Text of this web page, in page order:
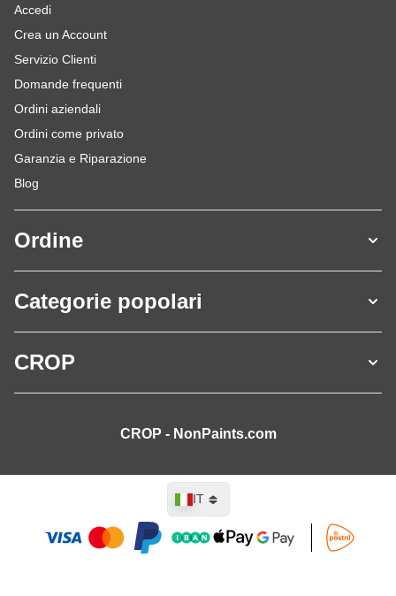
Accedi
Crea un Account
Servizio Clienti
Domande frequenti
Ordini aziendali
Ordini come privato
Garanzia e Riparazione
Blog
Ordine
Categorie popolari
CROP
CROP - NonPaints.com
Lingua
IT